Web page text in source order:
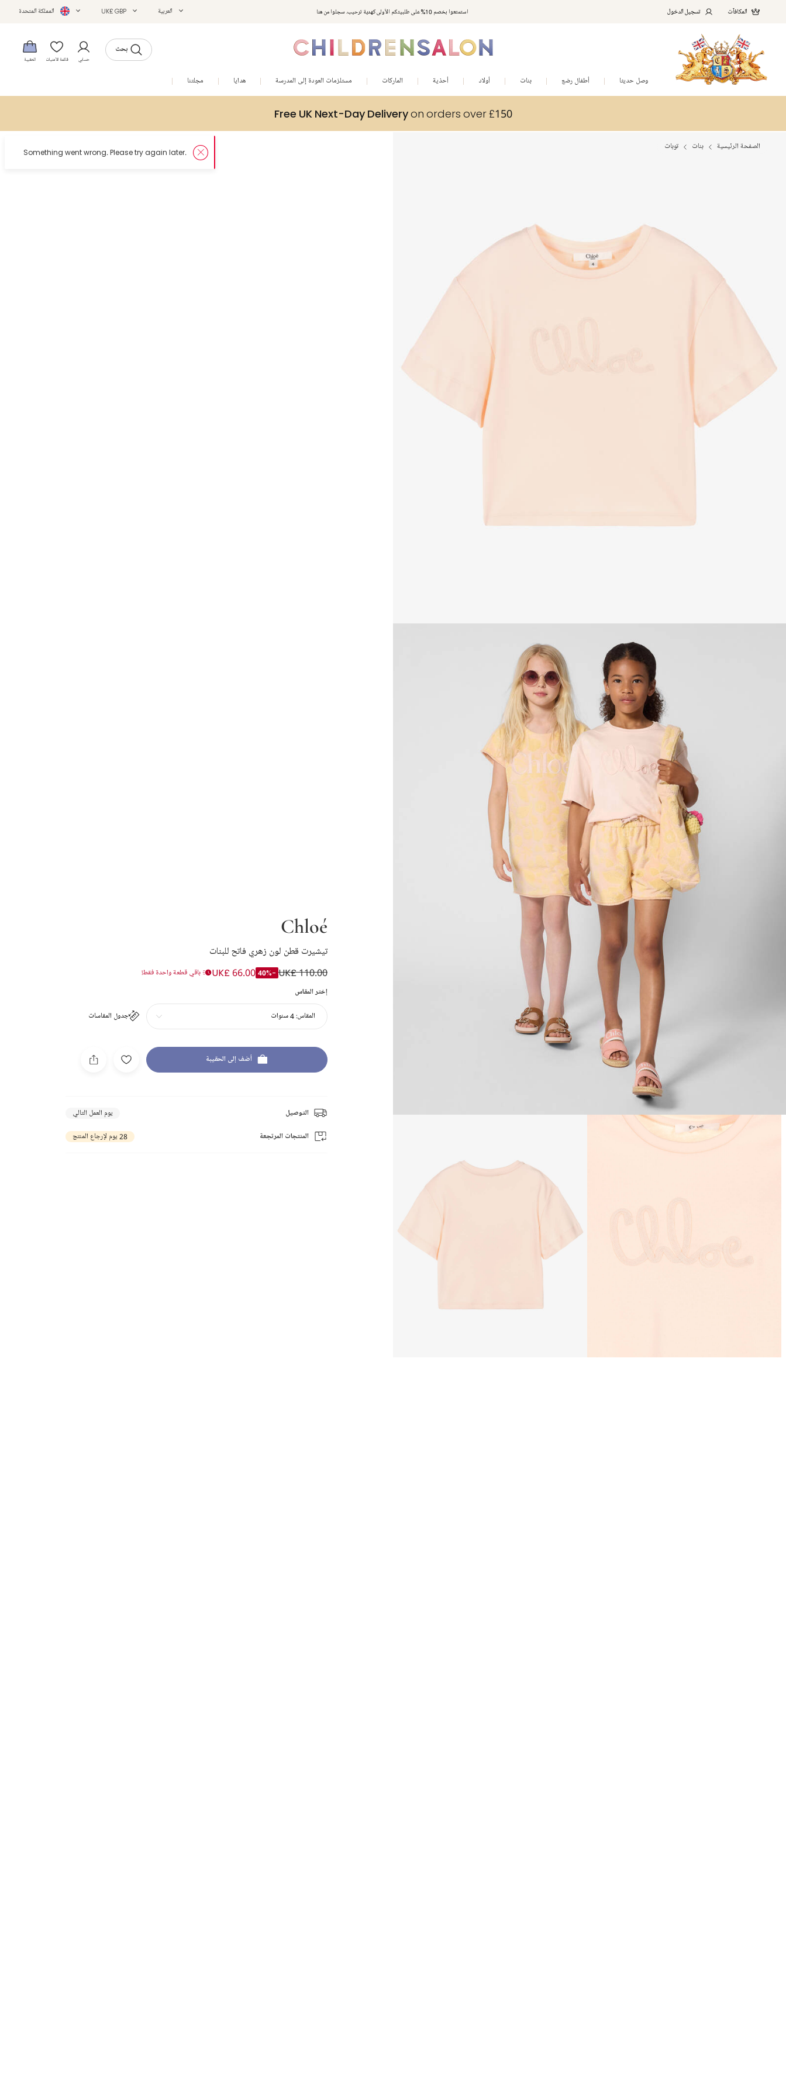
استمتعوا بخصم 10% على طلبيتكم الأولى كهدية ترحيب. سجلوا من هنا المكافآت تسجيل الدخول العربية UK£ GBP المملكة المتحدة
بحث
حسابي قائمة الأمنيات الحقيبة
وصل حديثا أطفال رضع بنات أولاد أحذية الماركات مستلزمات العودة إلى المدرسة هدايا مجلتنا
Free UK Next-Day Deliveryon orders over £150
الصفحة الرئيسية بنات توبات
Chloé
تيشيرت قطن لون زهري فاتح للبنات
UK£ 110.00
-40%
UK£ 66.00
باقي قطعة واحدة فقط!
إختر المقاس
جدول المقاسات المقاس:4 سنوات
أضف إلى الحقيبة
التوصيل يوم العمل التالي
المنتجات المرتجعة 28 يوم لإرجاع المنتج